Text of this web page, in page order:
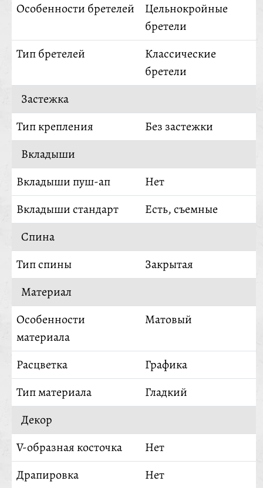
Особенности бретелей
Цельнокройные
бретели
Тип бретелей
Классические
бретели
Застежка
Тип крепления
Без застежки
Вкладыши
Вкладыши пуш-ап
Нет
Вкладыши стандарт
Есть, съемные
Спина
Тип спины
Закрытая
Материал
Особенности
материала
Матовый
Расцветка
Графика
Тип материала
Гладкий
Декор
V-образная косточка
Нет
Драпировка
Нет